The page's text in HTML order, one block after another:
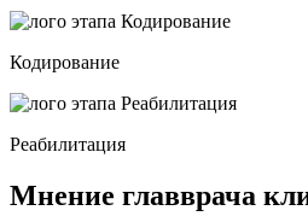
Кодирование
Реабилитация
Мнение главврача